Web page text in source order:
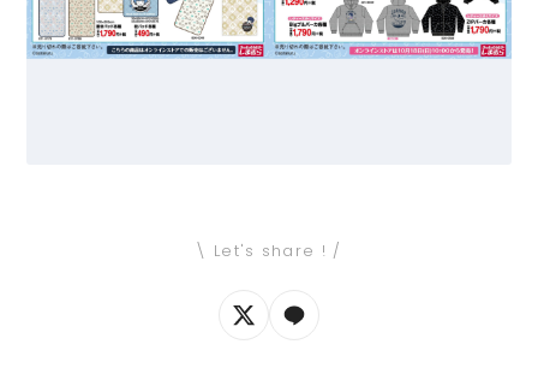
\ Let's share ! /